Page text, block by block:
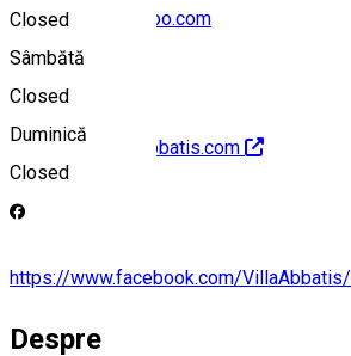
Closed
Sâmbătă
Closed
Duminică
Closed
villaabbatis@yahoo.com
http://www.villaabbatis.com
https://www.facebook.com/VillaAbbatis/
Despre